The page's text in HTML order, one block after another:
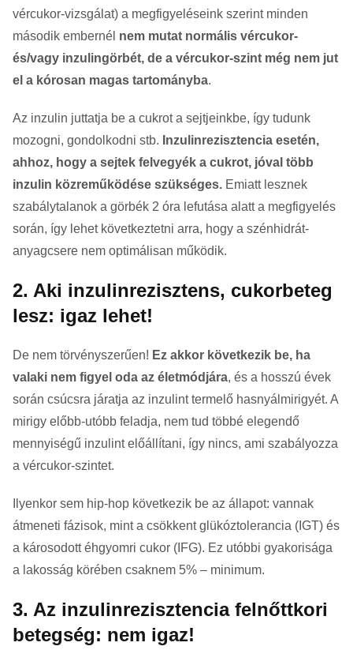
vércukor-vizsgálat) a megfigyeléseink szerint minden
második embernél nem mutat normális vércukor-
és/vagy inzulingörbét, de a vércukor-szint még nem jut
el a kórosan magas tartományba.
Az inzulin juttatja be a cukrot a sejtjeinkbe, így tudunk
mozogni, gondolkodni stb. Inzulinrezisztencia esetén,
ahhoz, hogy a sejtek felvegyék a cukrot, jóval több
inzulin közreműködése szükséges. Emiatt lesznek
szabálytalanok a görbék 2 óra lefutása alatt a megfigyelés
során, így lehet következtetni arra, hogy a szénhidrát-
anyagcsere nem optimálisan működik.
2. Aki inzulinrezisztens, cukorbeteg
lesz: igaz lehet!
De nem törvényszerűen! Ez akkor következik be, ha
valaki nem figyel oda az életmódjára, és a hosszú évek
során csúcsra járatja az inzulint termelő hasnyálmirigyét. A
mirigy előbb-utóbb feladja, nem tud többé elegendő
mennyiségű inzulint előállítani, így nincs, ami szabályozza
a vércukor-szintet.
Ilyenkor sem hip-hop következik be az állapot: vannak
átmeneti fázisok, mint a csökkent glükóztolerancia (IGT) és
a károsodott éhgyomri cukor (IFG). Ez utóbbi gyakorisága
a lakosság körében csaknem 5% – minimum.
3. Az inzulinrezisztencia felnőttkori
betegség: nem igaz!